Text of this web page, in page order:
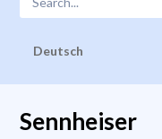
Deutsch
Sennheiser